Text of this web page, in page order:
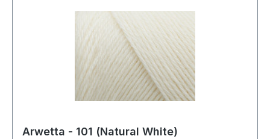
Arwetta - 101 (Natural White)